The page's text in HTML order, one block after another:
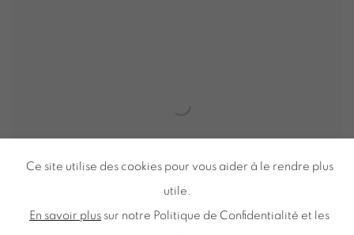
Ce site utilise des cookies pour vous aider à le rendre plus
utile.
En savoir plus sur notre Politique de Confidentialité et les